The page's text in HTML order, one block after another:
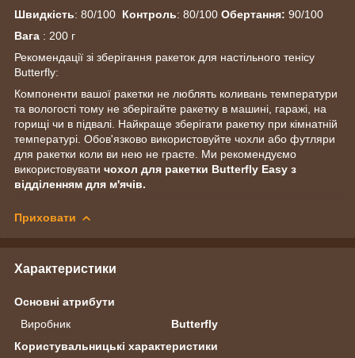
Швидкість: 80/100 Контроль: 80/100 Обертання: 90/100
Вага : 200 г
Рекомендації зі зберігання ракеток для настільного тенісу
Butterfly:
Компоненти вашої ракетки не люблять коливань температури
та вологості тому не зберігайте ракетку в машині, гаражі, на
горищі чи в підвалі. Найкраще зберігати ракетку при кімнатній
температурі. Обов'язково використовуйте чохли або футляри
для ракетки коли ви нею не граєте. Ми рекомендуємо
використовувати чохол для ракетки Butterfly Easy з
відділенням для м'ячів.
Приховати
Характеристики
Основні атрибути
Виробник
Butterfly
Користувальницькі характеристики